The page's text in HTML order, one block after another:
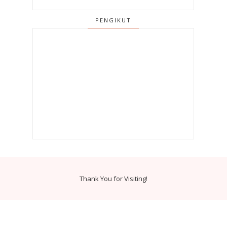
PENGIKUT
Thank You for Visiting!